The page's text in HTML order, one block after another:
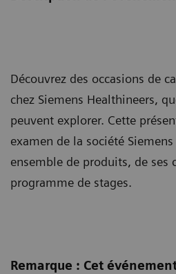
Découvrez des occasions de
chez Siemens Healthineers,
peuvent explorer. Cette
examen de la société
ensemble de produits, de ses
programme de stages.
Remarque : Cet